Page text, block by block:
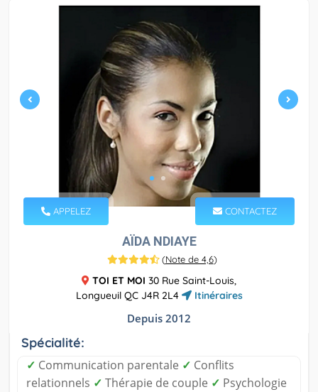
APPELEZ CONTACTEZ
AÏDA NDIAYE
(Note de 4,6)
TOI ET MOI 30 Rue Saint-Louis,
Longueuil QC J4R 2L4
Itinéraires
Depuis 2012
Spécialité:
✓ Communication parentale ✓ Conflits
relationnels ✓ Thérapie de couple ✓ Psychologie